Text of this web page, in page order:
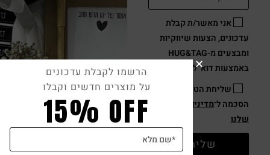
אני מאשר/ת קבלת
עדכונים, הצעות שיווקיות
ומבצעים מ-HUG&TAG
באמצעות דוא”ל ו/או SMS.
שליחת הטופס מהווה
הסכמה ל־מדיניות פרטיות
שלנו
שליחה
הרשמו לקבלת עדכונים
על מוצרים חדשים וקבלו
15% OFF